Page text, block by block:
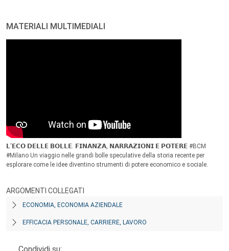
MATERIALI MULTIMEDIALI
𝗟'𝗘𝗖𝗢 𝗗𝗘𝗟𝗟𝗘 𝗕𝗢𝗟𝗟𝗘. 𝗙𝗜𝗡𝗔𝗡𝗭𝗔, 𝗡𝗔𝗥𝗥𝗔𝗭𝗜𝗢𝗡𝗜 𝗘 𝗣𝗢𝗧𝗘𝗥𝗘 #BCM
#Milano Un viaggio nelle grandi bolle speculative della storia recente per
esplorare come le idee diventino strumenti di potere economico e sociale.
ARGOMENTI COLLEGATI
ECONOMIA, ECONOMIA AZIENDALE
EFFICACIA PERSONALE, CARRIERE, LAVORO